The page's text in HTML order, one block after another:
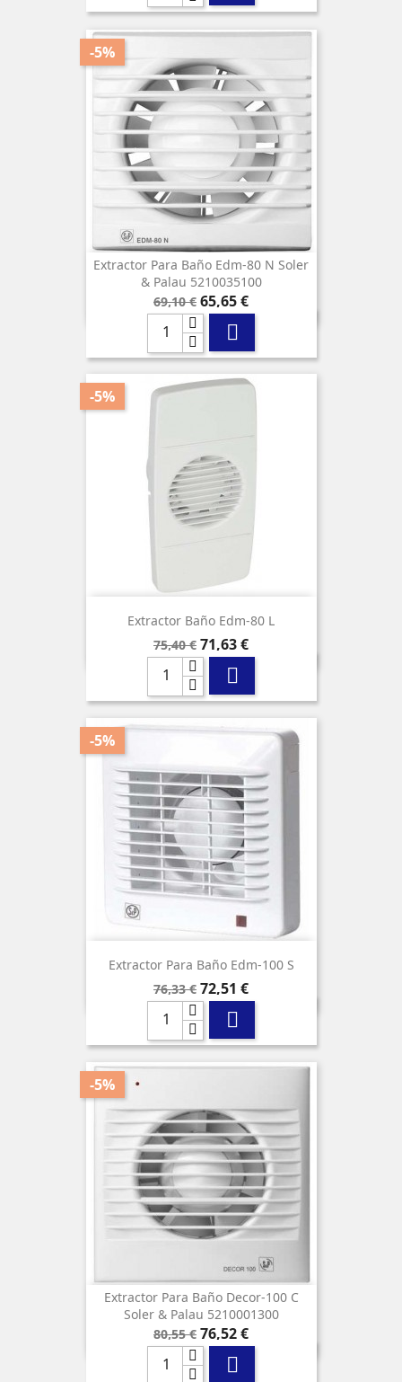
Extractor Para Baño Edm-80 N Soler
& Palau 5210035100
Precio
base
69,10 €
-5%
Precio
65,65 €

Extractor Baño Edm-80 L
Precio
base
75,40 €
-5%
Precio
71,63 €

Extractor Para Baño Edm-100 S
Precio
base
76,33 €
-5%
Precio
72,51 €

Extractor Para Baño Decor-100 C
Soler & Palau 5210001300
Precio
base
80,55 €
-5%
Precio
76,52 €
